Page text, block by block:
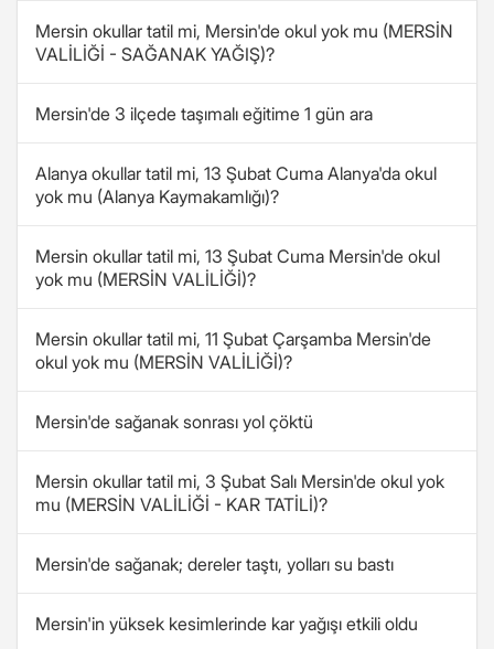
Mersin okullar tatil mi, Mersin'de okul yok mu (MERSİN
VALİLİĞİ - SAĞANAK YAĞIŞ)?
Mersin'de 3 ilçede taşımalı eğitime 1 gün ara
Alanya okullar tatil mi, 13 Şubat Cuma Alanya'da okul
yok mu (Alanya Kaymakamlığı)?
Mersin okullar tatil mi, 13 Şubat Cuma Mersin'de okul
yok mu (MERSİN VALİLİĞİ)?
Mersin okullar tatil mi, 11 Şubat Çarşamba Mersin'de
okul yok mu (MERSİN VALİLİĞİ)?
Mersin'de sağanak sonrası yol çöktü
Mersin okullar tatil mi, 3 Şubat Salı Mersin'de okul yok
mu (MERSİN VALİLİĞİ - KAR TATİLİ)?
Mersin'de sağanak; dereler taştı, yolları su bastı
Mersin'in yüksek kesimlerinde kar yağışı etkili oldu